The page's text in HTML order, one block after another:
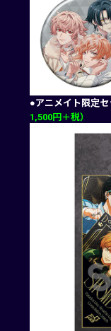
●アニメイト限定セ
1,500円＋税）